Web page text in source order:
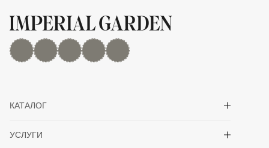
MAX Дзен YouTuberutubeTelegram
КАТАЛОГ
УСЛУГИ